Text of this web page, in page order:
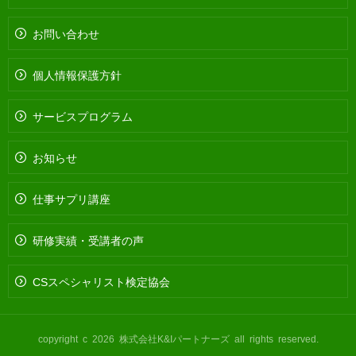
お問い合わせ
個人情報保護方針
サービスプログラム
お知らせ
仕事サプリ講座
研修実績・受講者の声
CSスペシャリスト検定協会
copyright c 2026 株式会社K&Iパートナーズ all rights reserved.